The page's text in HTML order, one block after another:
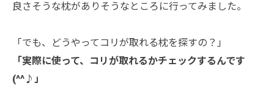
良さそうな枕がありそうなところに行ってみました。
「でも、どうやってコリが取れる枕を探すの？」
「実際に使って、コリが取れるかチェックするんです
(^^♪」